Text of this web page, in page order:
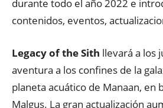
durante todo el año 2022 e
contenidos, eventos,
Legacy of the Sith llevará a los
aventura a los confines de la
planeta acuático de Manaan, en
Malgus. La gran actualización